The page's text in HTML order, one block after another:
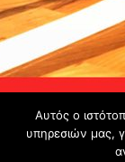
Αυτός ο
υπηρεσιών μας,